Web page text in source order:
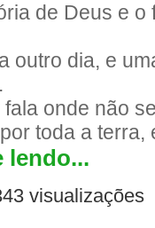
de Deus e o
outro dia, e
onde não
toda a
lendo...
visualizações